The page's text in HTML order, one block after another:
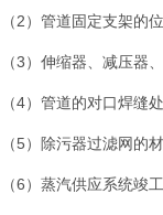
（2）管道固定支架的
（3）伸缩器、减压器
（4）管道的对口焊缝
（5）除污器过滤网的
（6）蒸汽供应系统竣